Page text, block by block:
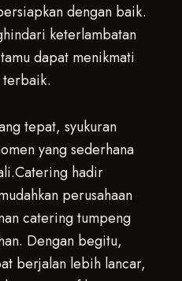
dengan baik.
keterlambatan
dapat menikmati
terbaik.
tepat, syukuran
yang sederhana
hadir
perusahaan
catering tumpeng
Dengan begitu,
berjalan lebih lancar,